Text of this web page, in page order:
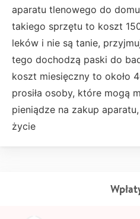
aparatu tlenowego do
takiego sprzętu to koszt
leków i nie są tanie,
tego dochodzą paski do
koszt miesięczny to około
prosiła osoby, które mogą
pieniądze na zakup
życie